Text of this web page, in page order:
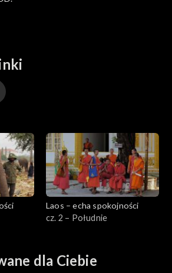
Laos – echa spokojności
cz. 2 – Południe
dla Ciebie